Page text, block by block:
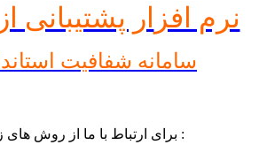
نرم افز ار پشتیبانی
سامانه شفافیت
برای ارتباط با ما از روش های زیر می توانید اقدام کنید :